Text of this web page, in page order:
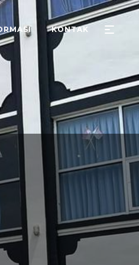
KONTAK